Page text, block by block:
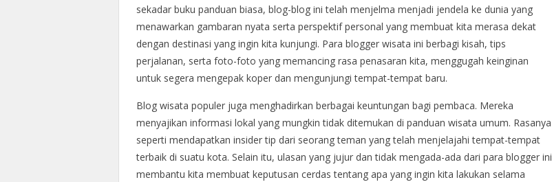
sekadar buku panduan biasa, blog-blog ini telah menjelma menjadi jendela ke dunia yang
menawarkan gambaran nyata serta perspektif personal yang membuat kita merasa dekat
dengan destinasi yang ingin kita kunjungi. Para blogger wisata ini berbagi kisah, tips
perjalanan, serta foto-foto yang memancing rasa penasaran kita, menggugah keinginan
untuk segera mengepak koper dan mengunjungi tempat-tempat baru.
Blog wisata populer juga menghadirkan berbagai keuntungan bagi pembaca. Mereka
menyajikan informasi lokal yang mungkin tidak ditemukan di panduan wisata umum. Rasanya
seperti mendapatkan insider tip dari seorang teman yang telah menjelajahi tempat-tempat
terbaik di suatu kota. Selain itu, ulasan yang jujur dan tidak mengada-ada dari para blogger ini
membantu kita membuat keputusan cerdas tentang apa yang ingin kita lakukan selama